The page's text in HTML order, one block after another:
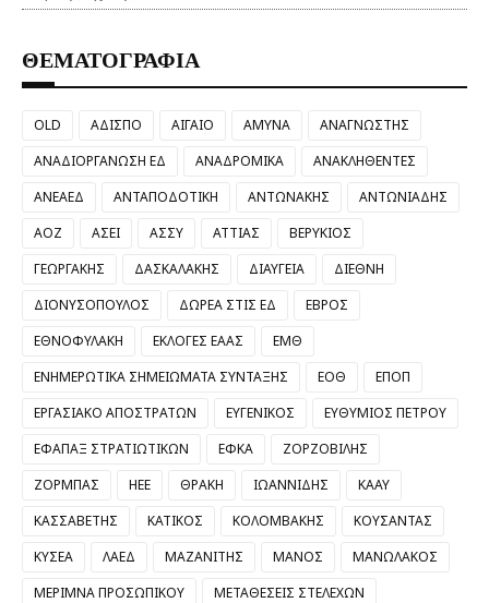
ΘΕΜΑΤΟΓΡΑΦΙΑ
OLD ΑΔΙΣΠΟ ΑΙΓΑΙΟ ΑΜΥΝΑ
ΑΝΑΓΝΩΣΤΗΣ
ΑΝΑΔΙΟΡΓΑΝΩΣΗ ΕΔ
ΑΝΑΔΡΟΜΙΚΑ
ΑΝΑΚΛΗΘΕΝΤΕΣ
ΑΝΕΑΕΔ
ΑΝΤΑΠΟΔΟΤΙΚΗ ΑΝΤΩΝΑΚΗΣ
ΑΝΤΩΝΙΑΔΗΣ
ΑΟΖ
ΑΣΕΙ ΑΣΣΥ ΑΤΤΙΑΣ
ΒΕΡΥΚΙΟΣ
ΓΕΩΡΓΑΚΗΣ
ΔΑΣΚΑΛΑΚΗΣ ΔΙΑΥΓΕΙΑ
ΔΙΕΘΝΗ
ΔΙΟΝΥΣΟΠΟΥΛΟΣ
ΔΩΡΕΑ ΣΤΙΣ ΕΔ
ΕΒΡΟΣ
ΕΘΝΟΦΥΛΑΚΗ
ΕΚΛΟΓΕΣ ΕΑΑΣ
ΕΜΘ
ΕΝΗΜΕΡΩΤΙΚΑ ΣΗΜΕΙΩΜΑΤΑ ΣΥΝΤΑΞΗΣ
ΕΟΘ
ΕΠΟΠ
ΕΡΓΑΣΙΑΚΟ ΑΠΟΣΤΡΑΤΩΝ
ΕΥΓΕΝΙΚΟΣ
ΕΥΘΥΜΙΟΣ ΠΕΤΡΟΥ
ΕΦΑΠΑΞ ΣΤΡΑΤΙΩΤΙΚΩΝ
ΕΦΚΑ
ΖΟΡΖΟΒΙΛΗΣ
ΖΟΡΜΠΑΣ
ΗΕΕ ΘΡΑΚΗ ΙΩΑΝΝΙΔΗΣ
ΚΑΑΥ
ΚΑΣΣΑΒΕΤΗΣ
ΚΑΤΙΚΟΣ ΚΟΛΟΜΒΑΚΗΣ
ΚΟΥΣΑΝΤΑΣ
ΚΥΣΕΑ
ΛΑΕΔ ΜΑΖΑΝΙΤΗΣ ΜΑΝΟΣ
ΜΑΝΩΛΑΚΟΣ
ΜΕΡΙΜΝΑ ΠΡΟΣΩΠΙΚΟΥ
ΜΕΤΑΘΕΣΕΙΣ ΣΤΕΛΕΧΩΝ